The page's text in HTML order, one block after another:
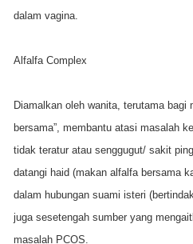
dalam vagina.
Alfalfa Complex
Diamalkan oleh wanita, terutama bagi
bersama”, membantu atasi masalah
tidak teratur atau senggugut/ sakit
datangi haid (makan alfalfa bersama
dalam hubungan suami isteri
juga sesetengah sumber yang
masalah PCOS.